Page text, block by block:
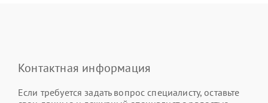
Контактная информация
Если требуется задать вопрос специалисту, оставьте